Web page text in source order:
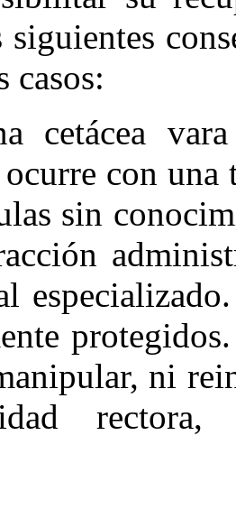
casos:
cetácea
con
sin
ni
rectora,